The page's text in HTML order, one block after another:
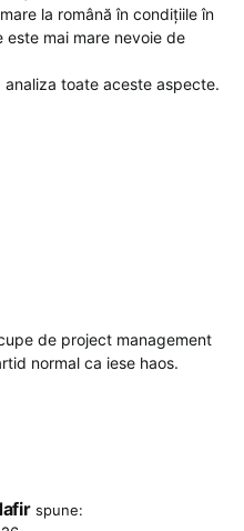
la română în condițiile în
mai mare nevoie de
toate aceste aspecte.
de project management
normal ca iese haos.
spune: